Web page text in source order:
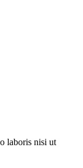
laboris nisi ut